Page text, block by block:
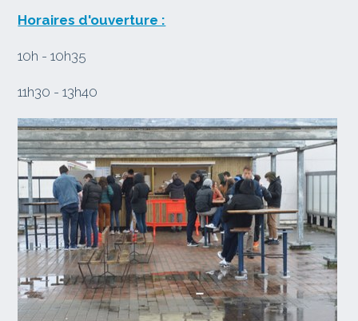
Horaires d'ouverture :
10h - 10h35
11h30 - 13h40